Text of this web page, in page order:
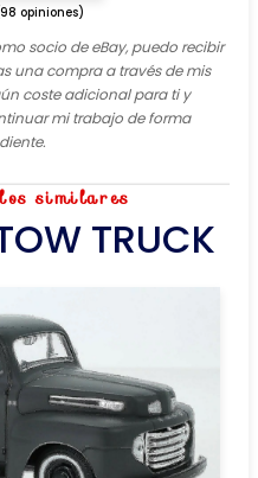
opiniones)
socio de eBay, puedo recibir
una compra a través de mis
coste adicional para ti y
mi trabajo de forma
similares
TRUCK